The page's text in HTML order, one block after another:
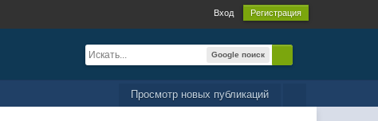
Вход Регистрация
Google поиск
Просмотр новых публикаций